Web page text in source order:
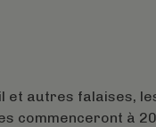
et autres falaises,
commenceront à